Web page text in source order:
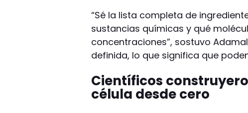
“Sé la lista completa de
sustancias químicas y qué
concentraciones”, sostuvo
definida, lo que significa que
Científicos
célula desde cero